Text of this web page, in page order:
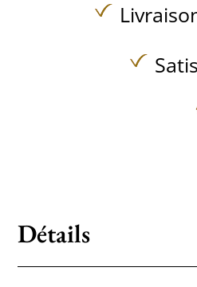
Détails